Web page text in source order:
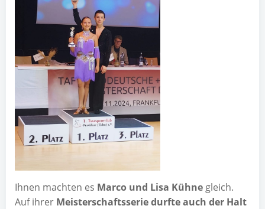
Ihnen mach­ten es Mar­co und Lisa Küh­ne gleich.
Auf ihrer Meis­ter­schafts­se­rie durf­te auch der Halt